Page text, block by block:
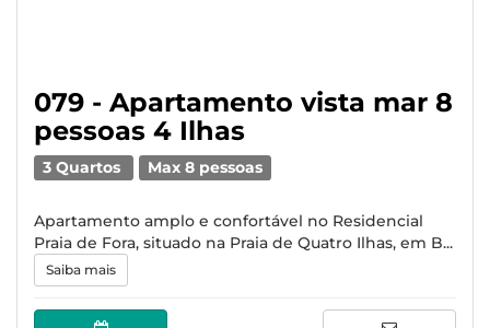
079 - Apartamento vista mar 8
pessoas 4 Ilhas
3 Quartos Max 8 pessoas
Apartamento amplo e confortável no Residencial
Praia de Fora, situado na Praia de Quatro Ilhas, em B...
Saiba mais